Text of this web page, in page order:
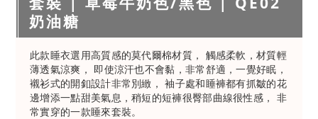
奶油糖
此款睡衣選用高質感的莫代爾棉材質， 觸感柔軟，材質輕
薄透氣涼爽， 即使涼汗也不會黏，非常舒適，一覺好眠，
襯衫式的開釦設計非常別緻， 袖子處和睡褲都有抓皺的花
邊增添一點甜美氣息，稍短的短褲很臀部曲線很性感， 非
常實穿的一款睡來套裝。